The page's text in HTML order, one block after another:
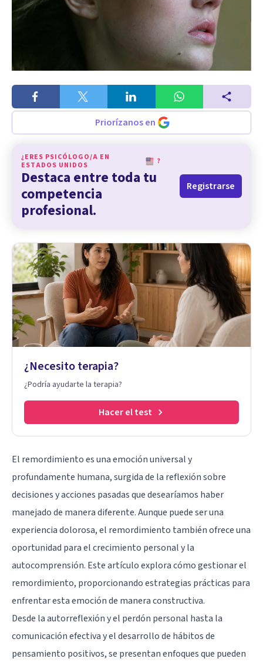
Priorízanos en
¿ERES PSICÓLOGO/A EN
ESTADOS UNIDOS
?
Destaca entre toda tu
competencia
profesional.
Registrarse
¿Necesito terapia?
¿Podría ayudarte la terapia?
Hacer el test
El remordimiento es una emoción universal y
profundamente humana, surgida de la reflexión sobre
decisiones y acciones pasadas que desearíamos haber
manejado de manera diferente. Aunque puede ser una
experiencia dolorosa, el remordimiento también ofrece una
oportunidad para el crecimiento personal y la
autocomprensión. Este artículo explora cómo gestionar el
remordimiento, proporcionando estrategias prácticas para
enfrentar esta emoción de manera constructiva.
Desde la autorreflexión y el perdón personal hasta la
comunicación efectiva y el desarrollo de hábitos de
pensamiento positivos, se presentan enfoques que pueden